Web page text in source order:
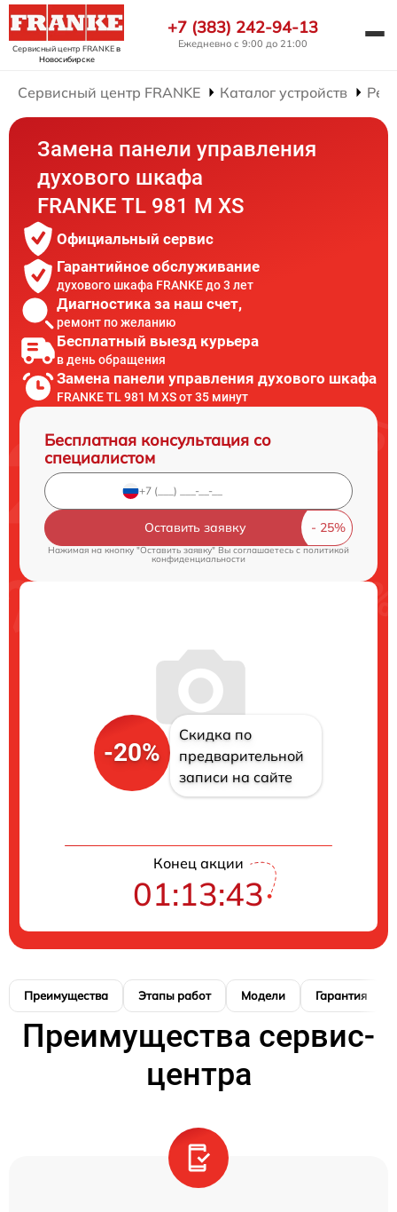
Сервисный центр FRANKEв
Новосибирске
+7 (383) 242-94-13
Ежедневно с 9:00 до 21:00
Сервисный центр FRANKE Каталог устройств
Замена панели управления
духового шкафа
FRANKE TL 981 M XS
Официальный сервис
Гарантийное обслуживание
духового шкафа FRANKE до 3 лет
Диагностика за наш счет,
ремонт по желанию
Бесплатный выезд курьера
в день обращения
Замена панели управления духового шкафа
FRANKE TL 981 M XS от 35 минут
Бесплатная консультация со
специалистом
Оставить заявку
Нажимая на кнопку "Оставить заявку" Вы соглашаетесь cполитикой
конфиденциальности
-20%
Скидка по
предварительной
записи на сайте
Конец акции
01:13:42
Преимущества Этапы работ Модели Гарантия
Преимущества сервис-
центра